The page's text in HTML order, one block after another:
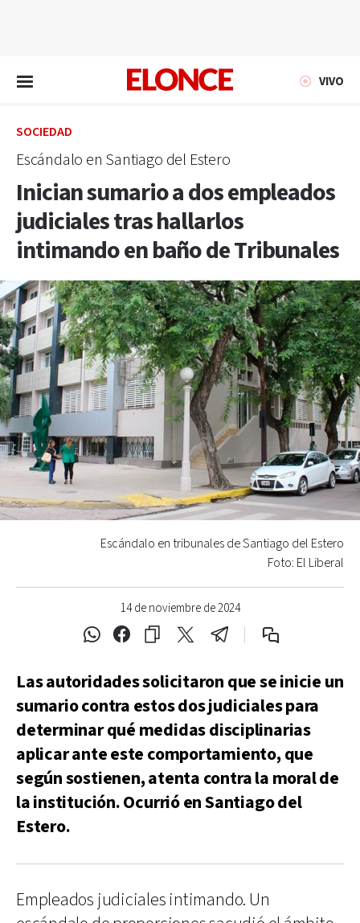
VIVO
SOCIEDAD
Escándalo en Santiago del Estero
Inician sumario a dos empleados
judiciales tras hallarlos
intimando en baño de Tribunales
14 de noviembre de 2024
Escándalo en tribunales de Santiago del Estero
Foto: El Liberal
Las autoridades solicitaron que se inicie un
sumario contra estos dos judiciales para
determinar qué medidas disciplinarias
aplicar ante este comportamiento, que
según sostienen, atenta contra la moral de
la institución. Ocurrió en Santiago del
Estero.
Empleados judiciales intimando. Un